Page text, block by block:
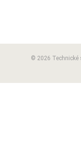
© 2026 Technické